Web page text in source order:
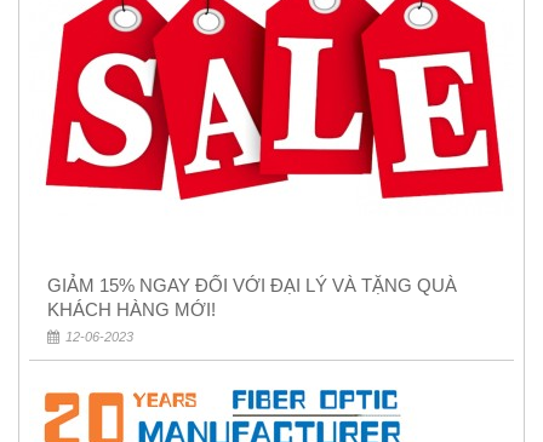
GIẢM 15% NGAY ĐỐI VỚI ĐẠI LÝ VÀ TẶNG QUÀ
KHÁCH HÀNG MỚI!
12-06-2023